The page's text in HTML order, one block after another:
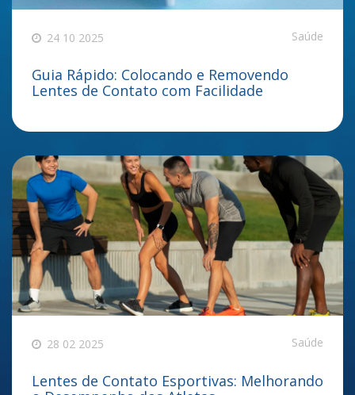
24 10 2025 Saúde
Guia Rápido: Colocando e Removendo
Lentes de Contato com Facilidade
28 02 2025 Saúde
Lentes de Contato Esportivas: Melhorando